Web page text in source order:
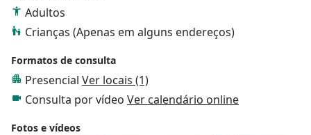
Adultos
Crianças (Apenas em alguns endereços)
Formatos de consulta
Presencial Ver locais (1)
Consulta por vídeo Ver calendário online
Fotos e vídeos